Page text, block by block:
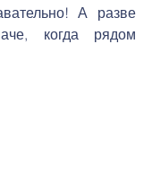
А разве
когда рядом